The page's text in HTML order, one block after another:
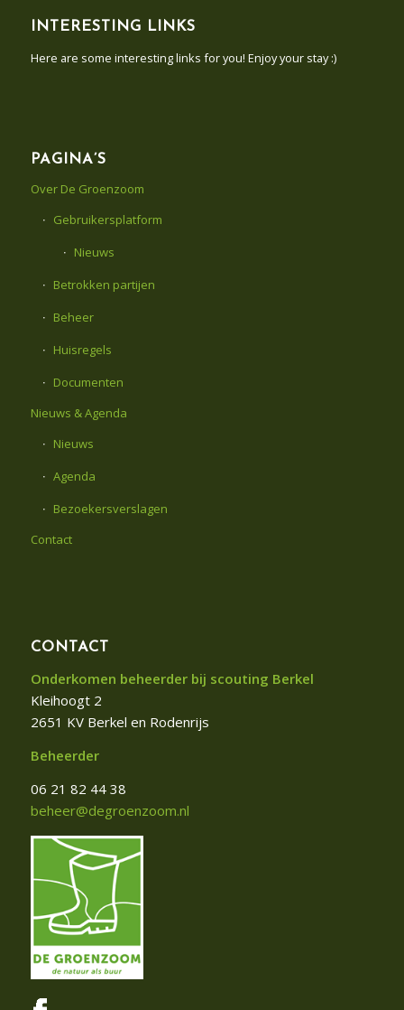
INTERESTING LINKS
Here are some interesting links for you! Enjoy your stay :)
PAGINA’S
Over De Groenzoom
Gebruikersplatform
Nieuws
Betrokken partijen
Beheer
Huisregels
Documenten
Nieuws & Agenda
Nieuws
Agenda
Bezoekersverslagen
Contact
CONTACT
Onderkomen beheerder bij scouting Berkel
Kleihoogt 2
2651 KV Berkel en Rodenrijs
Beheerder
06 21 82 44 38
beheer@degroenzoom.nl